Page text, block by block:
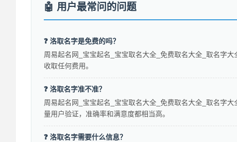
用户最常问的问题
❓ 洛取名字是免费的吗？
周易起名网_宝宝起名_宝宝取名大全_免费取名大全_取名字
收取任何费用。
❓ 洛取名字准不准？
周易起名网_宝宝起名_宝宝取名大全_免费取名大全_取名字
量用户验证，准确率和满意度都相当高。
❓ 洛取名字需要什么信息？